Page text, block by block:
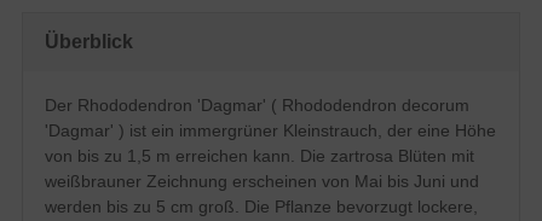
Blatt
Immergrün, elliptisch, am Ende
zugespitzt, leicht nach oben gewölbt,
ledrig, dunkelgrün, 8 bis 15 cm lang
Frucht
Kapselfrucht
Blüte
Zartrosa Blüten mit weißbrauner
Zeichnung, bis zu 5 cm groß
Überblick
Der Rhododendron 'Dagmar' ( Rhododendron decorum
'Dagmar' ) ist ein immergrüner Kleinstrauch, der eine Höhe
von bis zu 1,5 m erreichen kann. Die zartrosa Blüten mit
weißbrauner Zeichnung erscheinen von Mai bis Juni und
werden bis zu 5 cm groß. Die Pflanze bevorzugt lockere,